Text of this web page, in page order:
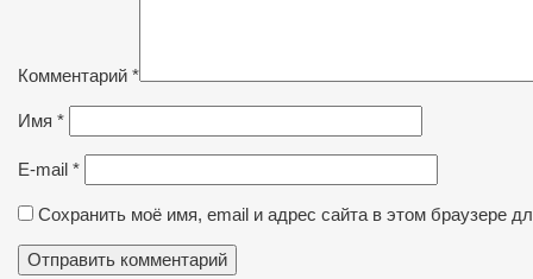
Комментарий *
Имя *
E-mail *
Сохранить моё имя, email и адрес сайта в этом браузере